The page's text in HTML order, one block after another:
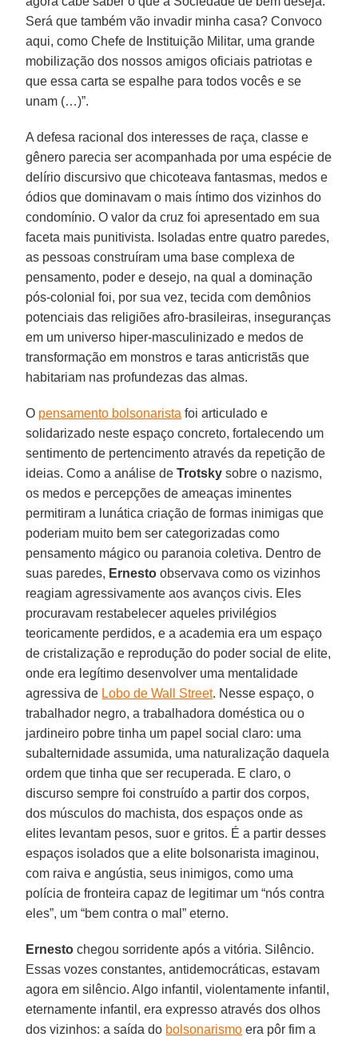
Será que também vão invadir minha casa? Convoco
aqui, como Chefe de Instituição Militar, uma grande
mobilização dos nossos amigos oficiais patriotas e
que essa carta se espalhe para todos vocês e se
unam (…)”.
A defesa racional dos interesses de raça, classe e
gênero parecia ser acompanhada por uma espécie de
delírio discursivo que chicoteava fantasmas, medos e
ódios que dominavam o mais íntimo dos vizinhos do
condomínio. O valor da cruz foi apresentado em sua
faceta mais punitivista. Isoladas entre quatro paredes,
as pessoas construíram uma base complexa de
pensamento, poder e desejo, na qual a dominação
pós-colonial foi, por sua vez, tecida com demônios
potenciais das religiões afro-brasileiras, inseguranças
em um universo hiper-masculinizado e medos de
transformação em monstros e taras anticristãs que
habitariam nas profundezas das almas.
O pensamento bolsonarista foi articulado e
solidarizado neste espaço concreto, fortalecendo um
sentimento de pertencimento através da repetição de
ideias. Como a análise deTrotsky sobre o nazismo,
os medos e percepções de ameaças iminentes
permitiram a lunática criação de formas inimigas que
poderiam muito bem ser categorizadas como
pensamento mágico ou paranoia coletiva. Dentro de
suas paredes, Ernesto observava como os vizinhos
reagiam agressivamente aos avanços civis. Eles
procuravam restabelecer aqueles privilégios
teoricamente perdidos, e a academia era um espaço
de cristalização e reprodução do poder social de elite,
onde era legítimo desenvolver uma mentalidade
agressiva de Lobo de Wall Street. Nesse espaço, o
trabalhador negro, a trabalhadora doméstica ou o
jardineiro pobre tinha um papel social claro: uma
subalternidade assumida, uma naturalização daquela
ordem que tinha que ser recuperada. E claro, o
discurso sempre foi construído a partir dos corpos,
dos músculos do machista, dos espaços onde as
elites levantam pesos, suor e gritos. É a partir desses
espaços isolados que a elite bolsonarista imaginou,
com raiva e angústia, seus inimigos, como uma
polícia de fronteira capaz de legitimar um “nós contra
eles”, um “bem contra o mal” eterno.
Ernesto chegou sorridente após a vitória. Silêncio.
Essas vozes constantes, antidemocráticas, estavam
agora em silêncio. Algo infantil, violentamente infantil,
eternamente infantil, era expresso através dos olhos
dos vizinhos: a saída do bolsonarismo era pôr fim a